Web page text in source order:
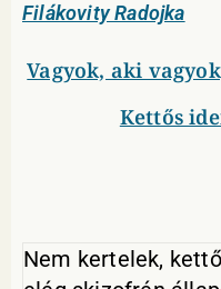
Filákovity Radojka
Vagyok, aki
Kettős
Nem kertelek,